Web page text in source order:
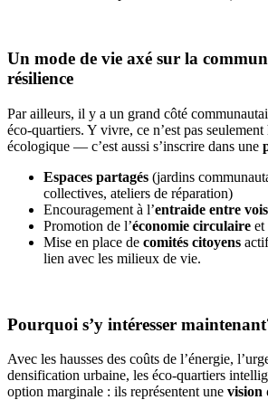
Un mode de vie axé sur la
résilience
Par ailleurs, il y a un grand côté
éco-quartiers. Y vivre, ce n’est pas
écologique — c’est aussi s’inscrire dans une
Espaces partagés (jardins
collectives, ateliers de réparation)
Encouragement à l’entraide entre
Promotion de l’économie circulaire et
Mise en place de comités citoyens
lien avec les milieux de vie.
Pourquoi s’y intéresser
Avec les hausses des coûts de l’énergie,
densification urbaine, les éco-quartiers
option marginale : ils représentent une vision